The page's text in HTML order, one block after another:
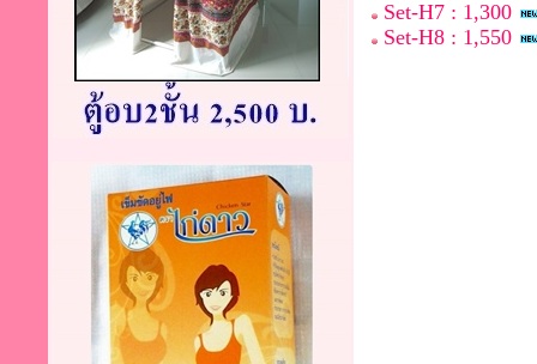
Set-H7 : 1,300
Set-H8 : 1,550